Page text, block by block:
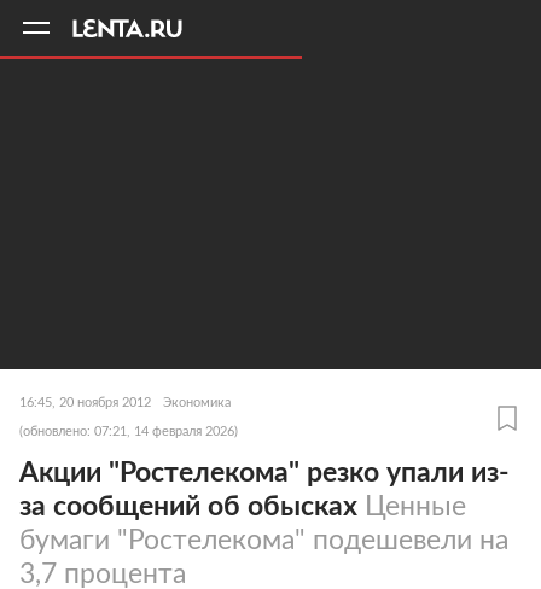
16:45, 20 ноября 2012 Экономика
(обновлено: 07:21, 14 февраля 2026)
Акции "Ростелекома" резко упали из-
за сообщений об обысках Ценные
бумаги "Ростелекома" подешевели на
3,7 процента